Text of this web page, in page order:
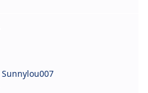
Sunnylou007